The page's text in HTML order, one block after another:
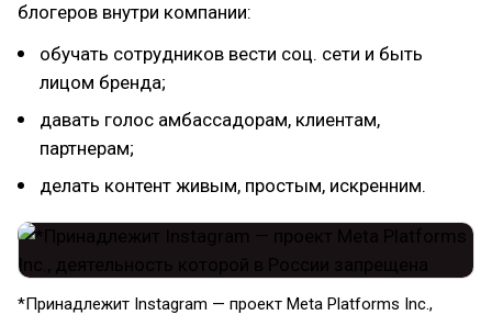
блогеров внутри компании:
обучать сотрудников вести соц. сети и быть
лицом бренда;
давать голос амбассадорам, клиентам,
партнерам;
делать контент живым, простым, искренним.
*Принадлежит Instagram — проект Meta Platforms Inc.,